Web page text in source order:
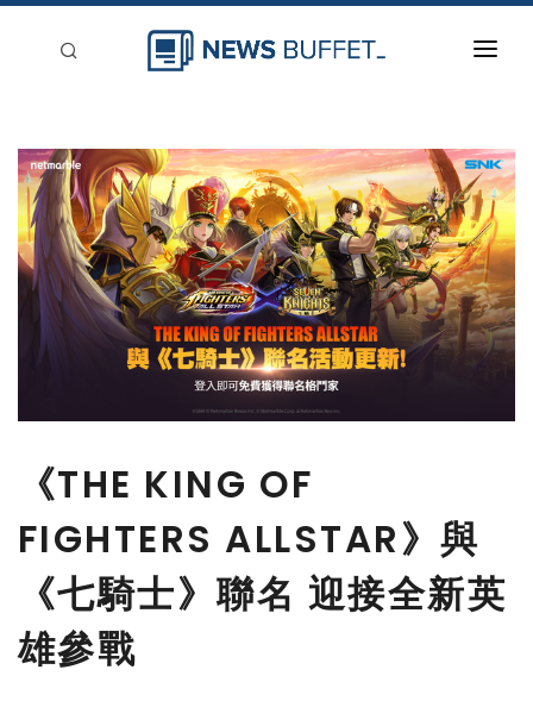
新聞稿分類
登入
刊登
《THE KING OF
FIGHTERS ALLSTAR》與
《七騎士》聯名 迎接全新英
雄參戰